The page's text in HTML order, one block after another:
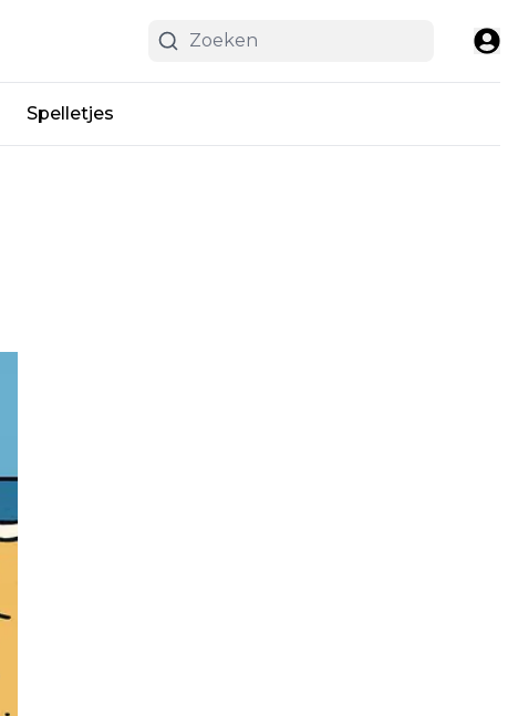
Spelletjes